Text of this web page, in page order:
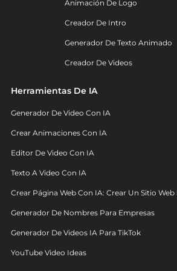
Animación De Logo
Creador De Intro
Generador De Texto Animado
Creador De Videos
Herramientas De IA
Generador De Video Con IA
Crear Animaciones Con IA
Editor De Video Con IA
Texto A Video Con IA
Crear Página Web Con IA: Crear Un Sitio
Generador De Nombres Para Empresas
Generador De Videos IA Para TikTok
YouTube Video Ideas